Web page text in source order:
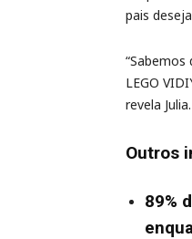
pais
LEGO
revela Julia.
Outros
89%